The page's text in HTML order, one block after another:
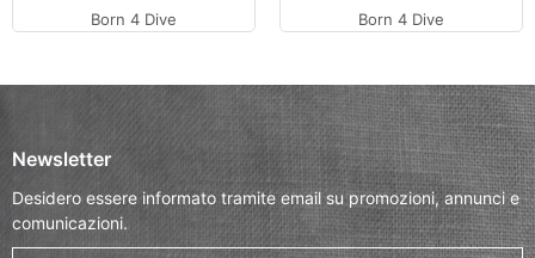
Born 4 Dive Born 4 Dive
Newsletter
Desidero essere informato tramite email su promozioni, annunci e
comunicazioni.